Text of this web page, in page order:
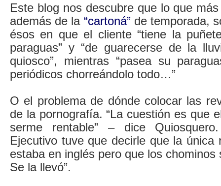
Este blog nos descubre que lo que
además de la “cartoná”de temporada,
ésos en que el cliente “tiene la
paraguas” y “de guarecerse de la
quiosco”, mientras “pasea su
periódicos chorreándolo todo…”
O el problema de dónde colocar las
de la pornografía. “La cuestión es que
serme rentable” – dice
Ejecutivo tuve que decirle que la única
estaba en inglés pero que los
Se la llevó”.